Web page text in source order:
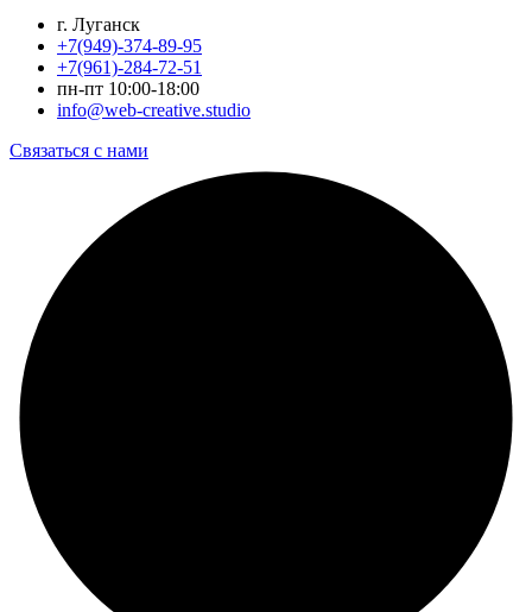
г. Луганск
+7(949)-374-89-95
+7(961)-284-72-51
пн-пт 10:00-18:00
info@web-creative.studio
Связаться с нами